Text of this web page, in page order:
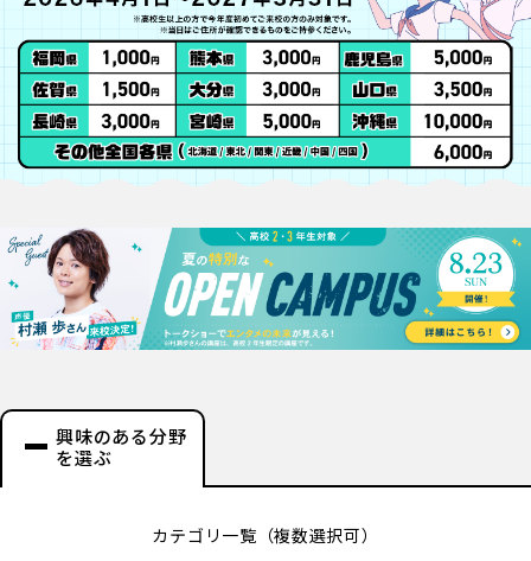
興味のある分野
を選ぶ
カテゴリ一覧（複数選択可）